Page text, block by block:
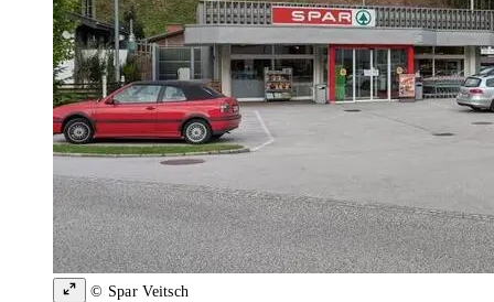
© Spar Veitsch